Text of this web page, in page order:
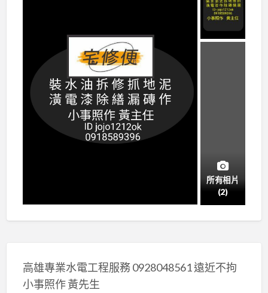
所有相片
(2)
高雄專業水電工程服務 0928048561 遠近不拘
小事照作 黃先生